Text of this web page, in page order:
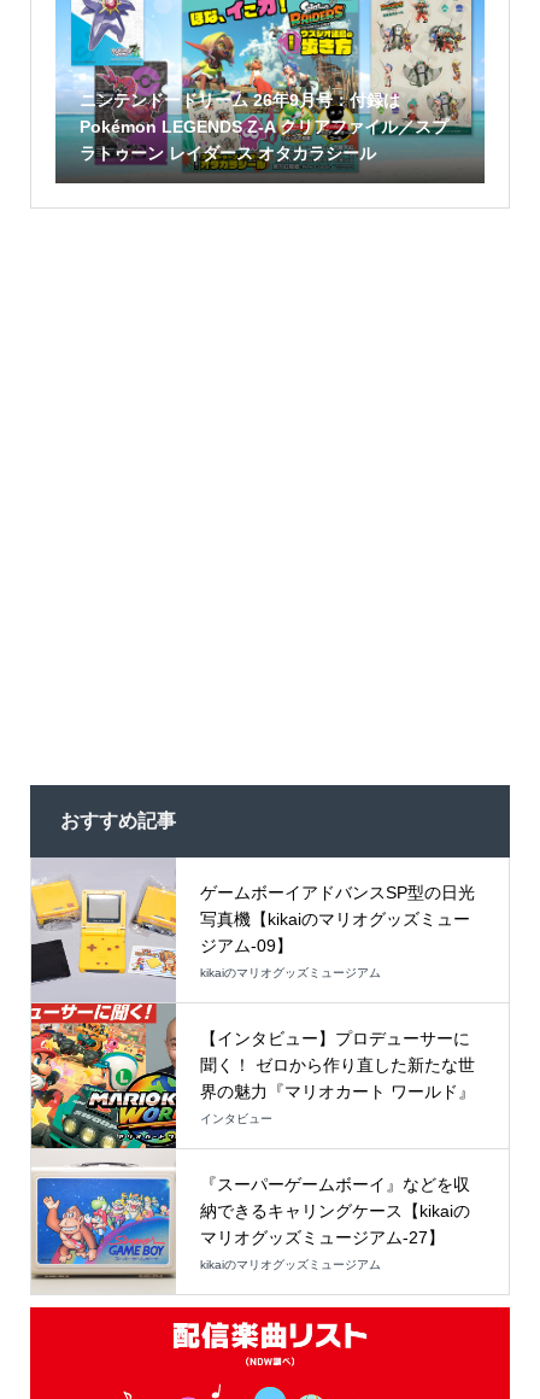
ニンテンドードリーム 26年9月号：付録は
Pokémon LEGENDS Z-A クリアファイル／スプ
ラトゥーン レイダース オタカラシール
おすすめ記事
ゲームボーイアドバンスSP型の日光
写真機【kikaiのマリオグッズミュー
ジアム-09】
kikaiのマリオグッズミュージアム
【インタビュー】プロデューサーに
聞く！ ゼロから作り直した新たな世
界の魅力『マリオカート ワールド』
インタビュー
『スーパーゲームボーイ』などを収
納できるキャリングケース【kikaiの
マリオグッズミュージアム-27】
kikaiのマリオグッズミュージアム